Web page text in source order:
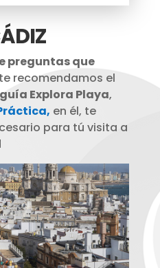
preguntas que
te recomendamos el
Explora Playa,
en él, te
para tú visita a